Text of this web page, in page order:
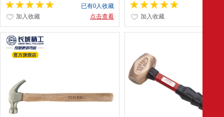
已有0人收藏
点击查看
加入收藏 加入收藏